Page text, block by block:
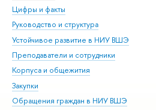
Цифры и факты
Руководство и структура
Устойчивое развитие в НИУ ВШЭ
Преподаватели и сотрудники
Корпуса и общежития
Закупки
Обращения граждан в НИУ ВШЭ